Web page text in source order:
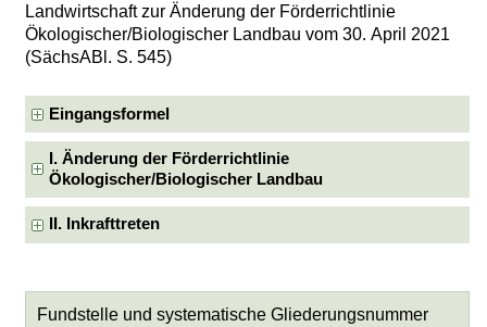
Landwirtschaft zur Änderung der Förderrichtlinie
Ökologischer/Biologischer Landbau vom 30. April 2021
(SächsABl. S. 545)
Eingangsformel
I. Änderung der Förderrichtlinie
Ökologischer/Biologischer Landbau
II. Inkrafttreten
Fundstelle und systematische Gliederungsnummer